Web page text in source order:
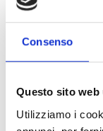
Consenso
Questo sito
Utilizziamo i
assicurare
senza
Infatti,
svolgeranno